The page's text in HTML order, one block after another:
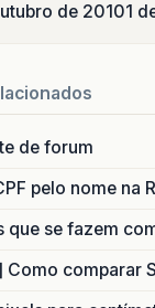
de 20101
de forum
pelo nome na
que se fazem
Como comparar